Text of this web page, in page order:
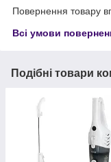
Повернення товару
Всі умови
Подібні товари